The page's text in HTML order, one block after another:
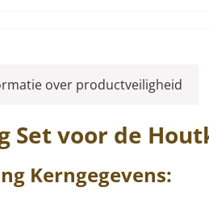
over productveiligheid
Set voor de
Kerngegevens: